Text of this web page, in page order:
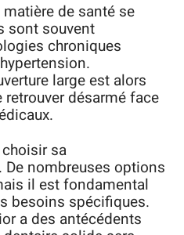
de santé se
sont souvent
chroniques
large est alors
désarmé face
sa
nombreuses options
il est fondamental
besoins spécifiques.
a des antécédents